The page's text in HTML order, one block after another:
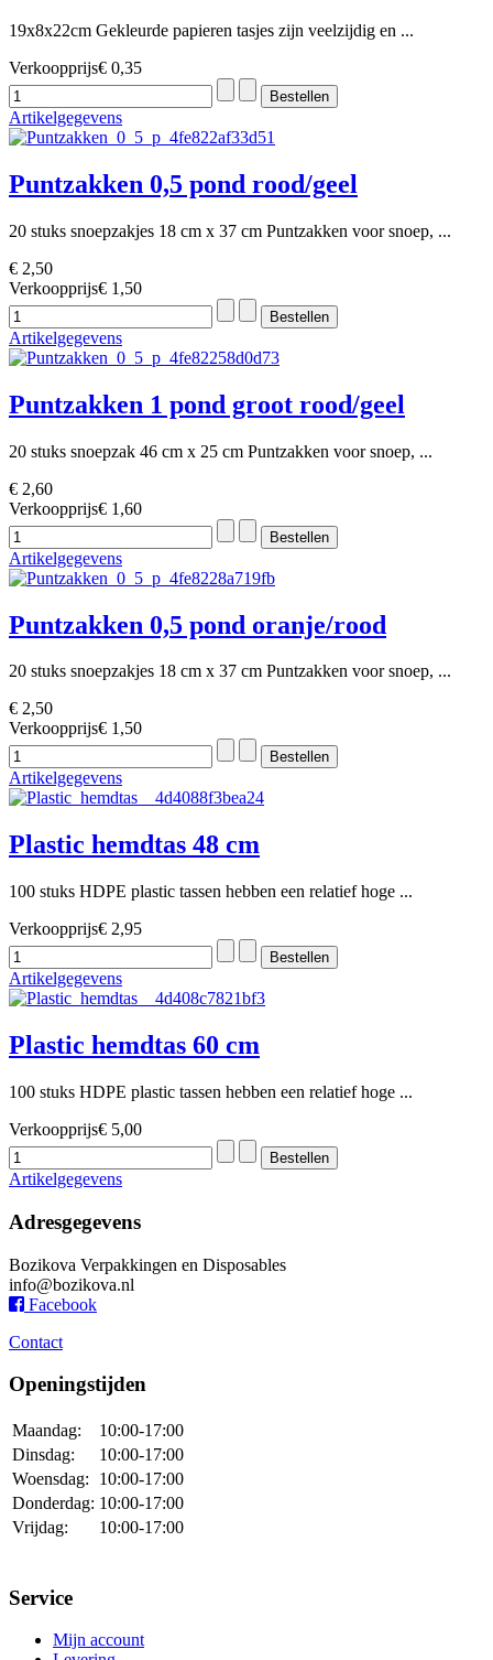
19x8x22cm Gekleurde papieren tasjes zijn veelzijdig en ...
Verkoopprijs€ 0,35
Artikelgegevens
Puntzakken 0,5 pond rood/geel
20 stuks snoepzakjes 18 cm x 37 cm Puntzakken voor snoep, ...
€ 2,50
Verkoopprijs€ 1,50
Artikelgegevens
Puntzakken 1 pond groot rood/geel
20 stuks snoepzak 46 cm x 25 cm Puntzakken voor snoep, ...
€ 2,60
Verkoopprijs€ 1,60
Artikelgegevens
Puntzakken 0,5 pond oranje/rood
20 stuks snoepzakjes 18 cm x 37 cm Puntzakken voor snoep, ...
€ 2,50
Verkoopprijs€ 1,50
Artikelgegevens
Plastic hemdtas 48 cm
100 stuks HDPE plastic tassen hebben een relatief hoge ...
Verkoopprijs€ 2,95
Artikelgegevens
Plastic hemdtas 60 cm
100 stuks HDPE plastic tassen hebben een relatief hoge ...
Verkoopprijs€ 5,00
Artikelgegevens
Adresgegevens
Bozikova Verpakkingen en Disposables
info@bozikova.nl
Facebook
Contact
Openingstijden
Maandag:
10:00-17:00
Dinsdag:
10:00-17:00
Woensdag:
10:00-17:00
Donderdag: 10:00-17:00
Vrijdag:
10:00-17:00
Service
Mijn account